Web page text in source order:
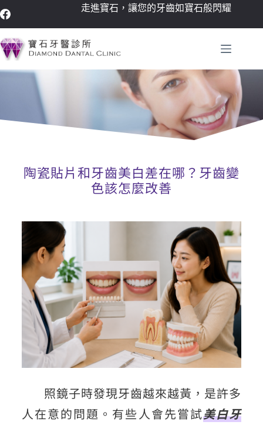
走進寶石，讓您的牙齒如寶石般閃耀
陶瓷貼片和牙齒美白差在哪？牙齒變
色該怎麼改善
照鏡子時發現牙齒越來越黃，是許多
人在意的問題。有些人會先嘗試美白牙